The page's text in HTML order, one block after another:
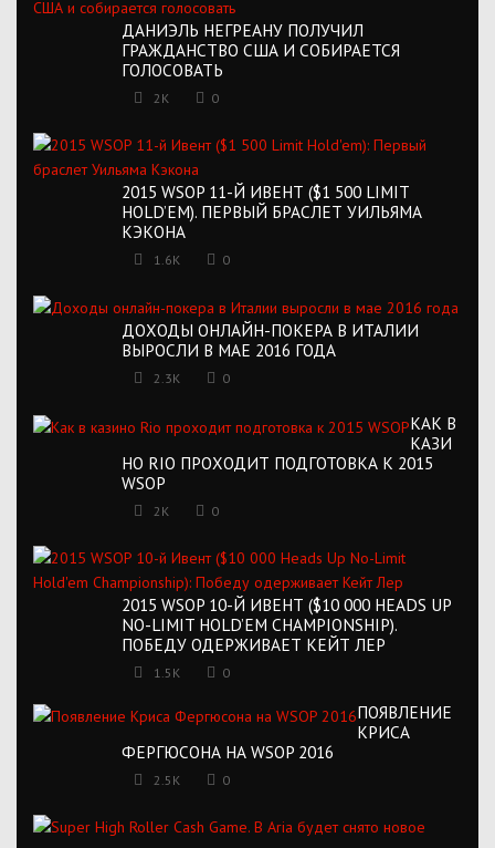
ДАНИЭЛЬ НЕГРЕАНУ ПОЛУЧИЛ
ГРАЖДАНСТВО США И СОБИРАЕТСЯ
ГОЛОСОВАТЬ
2K 0
2015 WSOP 11-Й ИВЕНТ ($1 500 LIMIT
HOLD’EM). ПЕРВЫЙ БРАСЛЕТ УИЛЬЯМА
КЭКОНА
1.6K 0
ДОХОДЫ ОНЛАЙН-ПОКЕРА В ИТАЛИИ
ВЫРОСЛИ В МАЕ 2016 ГОДА
2.3K 0
КАК В
КАЗИ
НО RIO ПРОХОДИТ ПОДГОТОВКА К 2015
WSOP
2K 0
2015 WSOP 10-Й ИВЕНТ ($10 000 HEADS UP
NO-LIMIT HOLD’EM CHAMPIONSHIP).
ПОБЕДУ ОДЕРЖИВАЕТ КЕЙТ ЛЕР
1.5K 0
ПОЯВЛЕНИЕ
КРИСА
ФЕРГЮСОНА НА WSOP 2016
2.5K 0